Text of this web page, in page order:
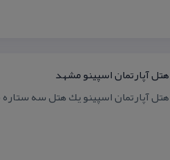
هتل آپارتمان اسپینو مشهد
هتل آپارتمان اسپینو یك هتل سه